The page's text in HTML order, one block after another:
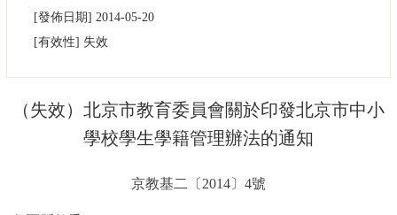
市領導
政策兌現 政策解讀 回應關切
決策公開 專題公開
[發佈日期] 2014-05-20
[有效性] 失效
（失效）北京市教育委員會關於印發北京市中小
學校學生學籍管理辦法的通知
京教基二〔2014〕4號